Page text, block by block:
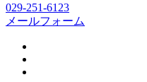
029-251-6123
メールフォーム